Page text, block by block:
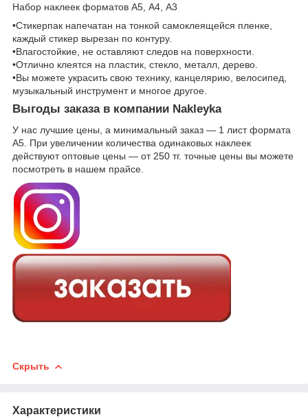
Набор наклеек форматов А5, А4, А3
•Стикерпак напечатан на тонкой самоклеящейся пленке,
каждый стикер вырезан по контуру.
•Влагостойкие, не оставляют следов на поверхности.
•Отлично клеятся на пластик, стекло, металл, дерево.
•Вы можете украсить свою технику, канцелярию, велосипед,
музыкальный инструмент и многое другое.
Выгоды заказа в компании Nakleyka
У нас лучшие цены, а минимальный заказ — 1 лист формата
А5. При увеличении количества одинаковых наклеек
действуют оптовые цены — от 250 тг. точные цены вы можете
посмотреть в нашем прайсе.
Скрыть
Характеристики